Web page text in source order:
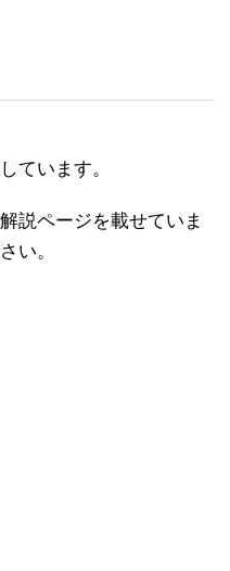
ています。
説ページを載せていま
い。